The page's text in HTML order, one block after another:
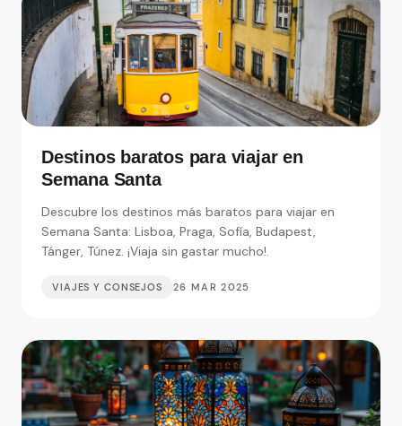
Destinos baratos para viajar en
Semana Santa
Descubre los destinos más baratos para viajar en
Semana Santa: Lisboa, Praga, Sofía, Budapest,
Tánger, Túnez. ¡Viaja sin gastar mucho!.
VIAJES Y CONSEJOS 26 MAR 2025